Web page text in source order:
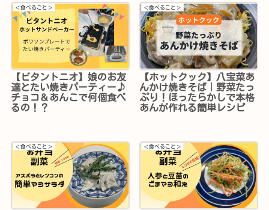
＜食べること＞
【ビタントニオ】娘のお友
達とたい焼きパーティー♪
チョコ＆あんこで何個食べ
るの！？
＜食べること＞
【ホットクック】八宝菜あ
んかけ焼きそば｜野菜たっ
ぷり！ほったらかしで本格
あんが作れる簡単レシピ
＜食べること＞ ＜食べること＞